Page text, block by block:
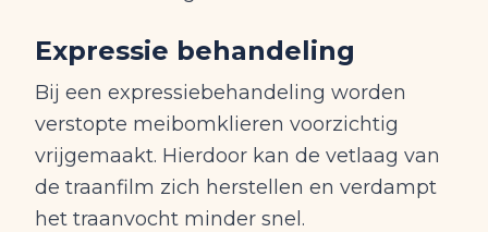
Expressie behandeling
Bij een expressiebehandeling worden
verstopte meibomklieren voorzichtig
vrijgemaakt. Hierdoor kan de vetlaag van
de traanfilm zich herstellen en verdampt
het traanvocht minder snel.